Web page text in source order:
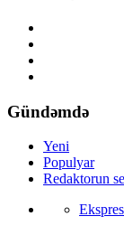
Gündəmdə
Yeni
Populyar
Redaktorun